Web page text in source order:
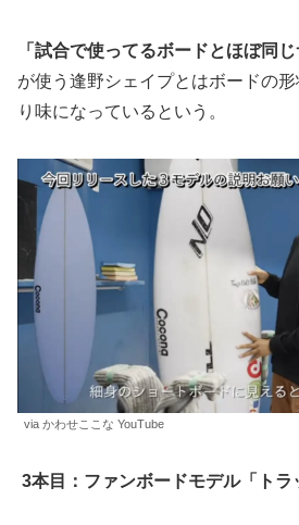
「試合で使ってるボードとほぼ同じ
が使う逢野シェイプとはボードの
り味になっているという。
via かわせここな YouTube
3本目：ファンボードモデル「トラ